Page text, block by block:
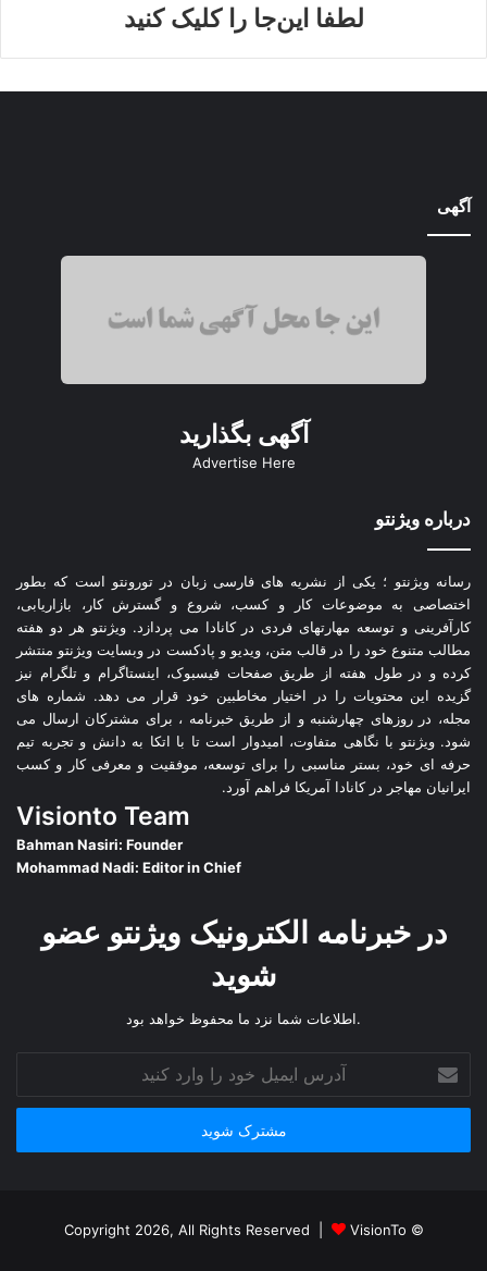
لطفا این‌جا را کلیک کنید
آگهی
آگهی بگذارید
Advertise Here
درباره ویژنتو
رسانه ویژنتو ؛ یکی از نشریه های فارسی زبان در تورونتو است که بطور
اختصاصی به موضوعات کار و کسب، شروع و گسترش کار، بازاریابی،
کارآفرینی و توسعه مهارتهای فردی در کانادا می پردازد. ویژنتو هر دو هفته
مطالب متنوع خود را در قالب متن، ویدیو و پادکست در وبسایت ویژنتو منتشر
کرده و در طول هفته از طریق صفحات فیسبوک، اینستاگرام و تلگرام نیز
گزیده این محتویات را در اختیار مخاطبین خود قرار می دهد. شماره های
مجله، در روزهای چهارشنبه و از طریق خبرنامه ، برای مشترکان ارسال می
شود. ویژنتو با نگاهی متفاوت، امیدوار است تا با اتکا به دانش و تجربه تیم
حرفه ای خود، بستر مناسبی را برای توسعه، موفقیت و معرفی کار و کسب
ایرانیان مهاجر در کانادا آمریکا فراهم آورد.
Visionto Team
Bahman Nasiri: Founder
Mohammad Nadi: Editor in Chief
در خبرنامه الکترونیک ویژنتو عضو
شوید
.اطلاعات شما نزد ما محفوظ خواهد بود
ایمیل
خود
وارد
© Copyright 2026, All Rights Reserved |
VisionTo